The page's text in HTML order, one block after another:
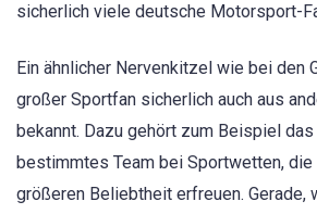
sicherlich viele deutsche Motorsport-
Ein ähnlicher Nervenkitzel wie bei den
großer Sportfan sicherlich auch aus
bekannt. Dazu gehört zum Beispiel
bestimmtes Team bei Sportwetten,
größeren Beliebtheit erfreuen. Gerade,